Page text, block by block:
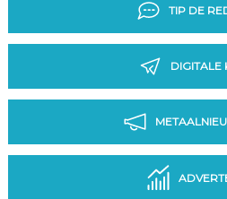
TIP DE
DIGITALE